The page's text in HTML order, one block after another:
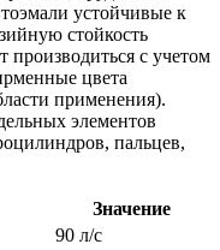
устойчивые к
стойкость
производиться с учетом
цвета
применения).
элементов
пальцев,
Значение
90 л/с